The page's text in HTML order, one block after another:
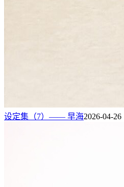
设定集（7）—— 早海2026-04-26